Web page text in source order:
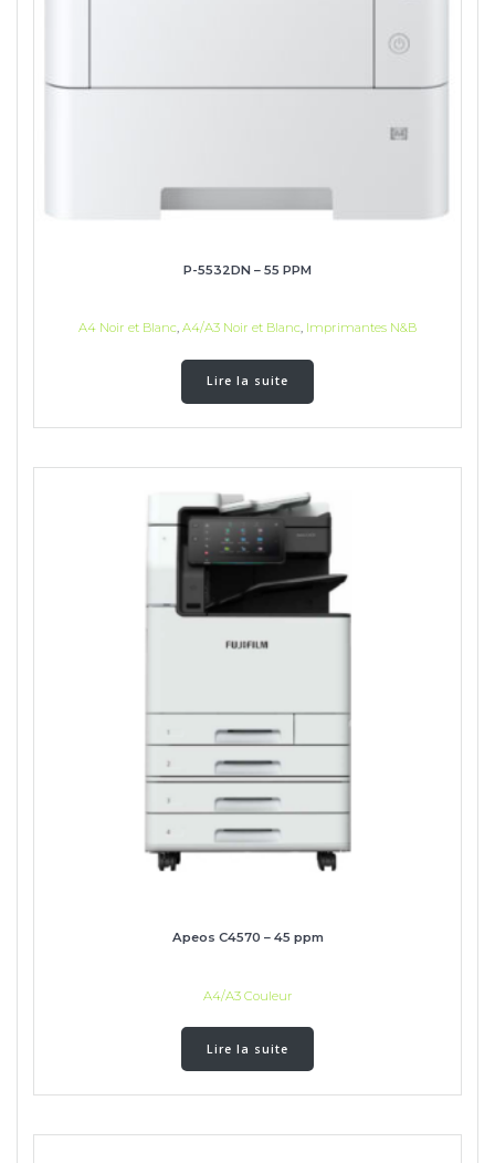
P-5532DN – 55 PPM
A4 Noir et Blanc, A4/A3 Noir et Blanc, Imprimantes N&B
Lire la suite
Apeos C4570 – 45 ppm
A4/A3 Couleur
Lire la suite